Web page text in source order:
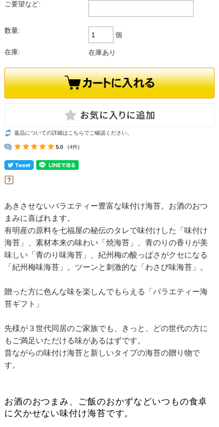
ご要望など:
数量:
個
在庫: 在庫あり
返品についての詳細はこちらでご確認ください。
5.0 (4件)
あきさせないバラエティー豊富な味付け海苔。お酒のおつ
まみに喜ばれます。
有明産の原料を七福屋の秘伝のタレで味付けした
「味付け
海苔」
、素材本来の味わい 「焼海苔」
、青のりの香りが美
味しい 「青のり味海苔」
、紀州梅の酸っぱさがクセになる
「紀州梅味海苔」
。ツーンと刺激的な 「わさび味海苔」 。
贈った方に色んな味を楽しんでもらえる「バラエティー海
苔ギフト」
先様が３世代同居のご家族でも、きっと、どの世代の方に
もご満足いただける味があるはずです。
昔ながらの味付け海苔と新しいタイプの海苔の贈り物で
す。
お酒のおつまみ、ご飯のおかずなどいつもの食卓
に欠かせない味付け海苔です。